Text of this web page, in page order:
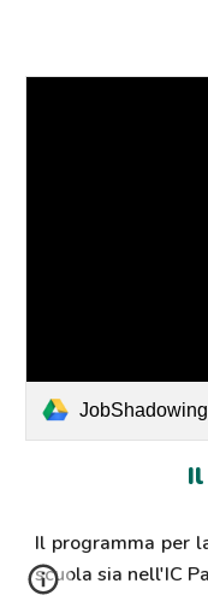
JobShadowing - Spain
Il programma per
scuola sia nell'IC